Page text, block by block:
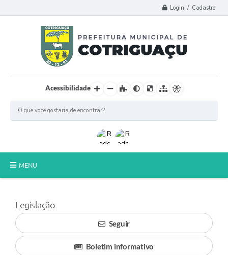
Login / Cadastro
Acessibilidade
MENU
Poder Legislativo
A Prefeitura
Município
Legislação
Seguir
Boletim informativo